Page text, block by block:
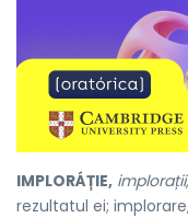
IMPLORÁȚIE, implorații,
rezultatul ei;